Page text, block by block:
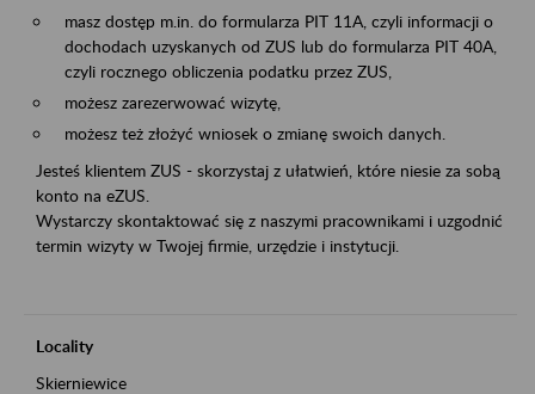
masz dostęp m.in. do formularza PIT 11A, czyli informacji o
dochodach uzyskanych od ZUS lub do formularza PIT 40A,
czyli rocznego obliczenia podatku przez ZUS,
możesz zarezerwować wizytę,
możesz też złożyć wniosek o zmianę swoich danych.
Jesteś klientem ZUS - skorzystaj z ułatwień, które niesie za sobą
konto na eZUS.
Wystarczy skontaktować się z naszymi pracownikami i uzgodnić
termin wizyty w Twojej firmie, urzędzie i instytucji.
Locality
Skierniewice